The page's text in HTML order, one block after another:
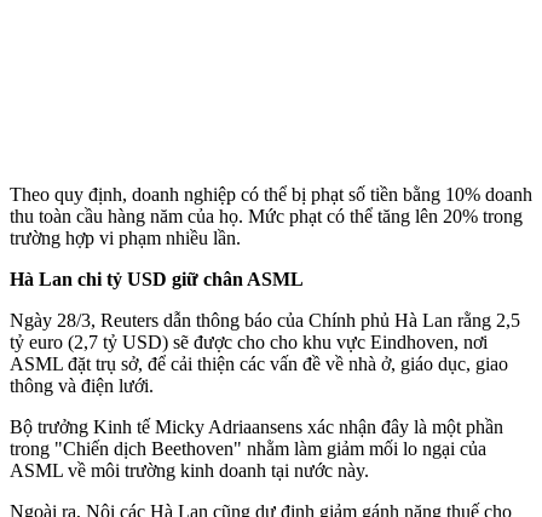
Theo quy định, doanh nghiệp có thể bị phạt số tiền bằng 10% doanh
thu toàn cầu hàng năm của họ. Mức phạt có thể tăng lên 20% trong
trường hợp vi phạm nhiều lần.
Hà Lan chi tỷ USD giữ chân ASML
Ngày 28/3, Reuters dẫn thông báo của Chính phủ Hà Lan rằng 2,5
tỷ euro (2,7 tỷ USD) sẽ được cho cho khu vực Eindhoven, nơi
ASML đặt trụ sở, để cải thiện các vấn đề về nhà ở, giáo dục, giao
thông và điện lưới.
Bộ trưởng Kinh tế Micky Adriaansens xác nhận đây là một phần
trong "Chiến dịch Beethoven" nhằm làm giảm mối lo ngại của
ASML về môi trường kinh doanh tại nước này.
Ngoài ra, Nội các Hà Lan cũng dự định giảm gánh nặng thuế cho